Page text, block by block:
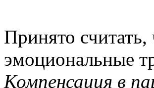
Принято
эмоциональные
Компенсация в